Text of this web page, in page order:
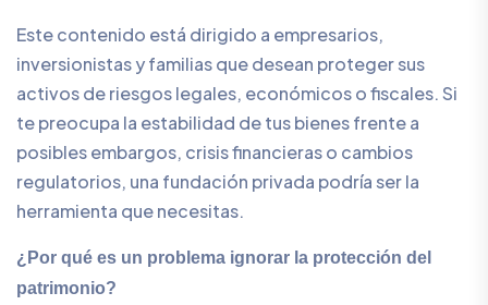
Este contenido está dirigido a empresarios,
inversionistas y familias que desean proteger sus
activos de riesgos legales, económicos o fiscales. Si
te preocupa la estabilidad de tus bienes frente a
posibles embargos, crisis financieras o cambios
regulatorios, una fundación privada podría ser la
herramienta que necesitas.
¿Por qué es un problema ignorar la protección del
patrimonio?